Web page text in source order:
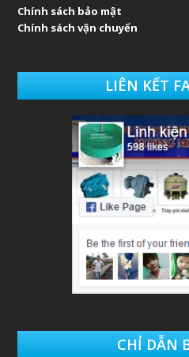
Chính sách bảo mật
Chính sách vận chuyển
LIÊN KẾT
CHỈ DẪN